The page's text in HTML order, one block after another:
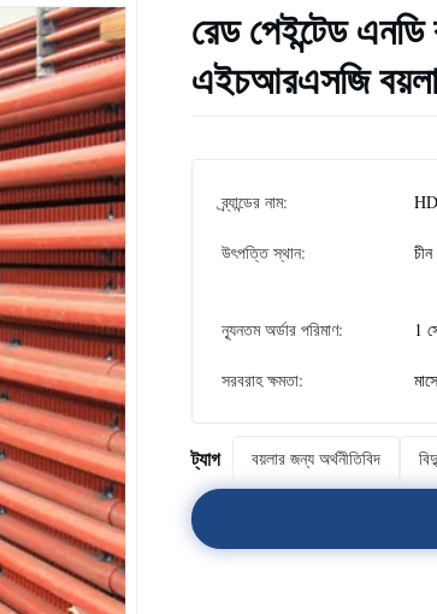
রেড পেইন্টেড এনডি
এইচআরএসজি
ব্র্যান্ডের নাম:
উৎপত্তি স্থান: চীন
ন্যূনতম অর্ডার পরিমাণ: 1
সরবরাহ ক্ষমতা:
ট্যাগ বয়লার জন্য অর্থনীতিবিদ